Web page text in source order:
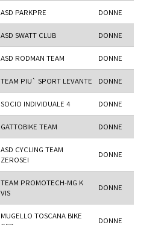
ASD PARKPRE DONNE
ASD SWATT CLUB DONNE
ASD RODMAN TEAM DONNE
TEAM PIU` SPORT LEVANTE DONNE
SOCIO INDIVIDUALE 4 DONNE
GATTOBIKE TEAM DONNE
ASD CYCLING TEAM
ZEROSEI
DONNE
TEAM PROMOTECH-MG K
VIS
DONNE
MUGELLO TOSCANA BIKE
DONNE